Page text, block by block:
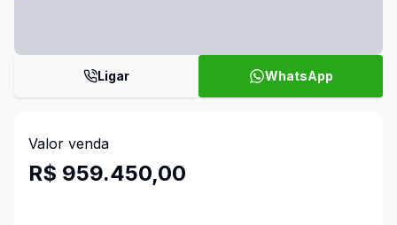
Ligar WhatsApp
Valor venda
R$ 959.450,00